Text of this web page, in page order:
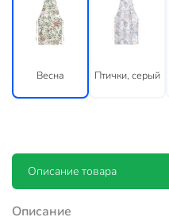
Весна Птички, серый
Описание товара
Описание